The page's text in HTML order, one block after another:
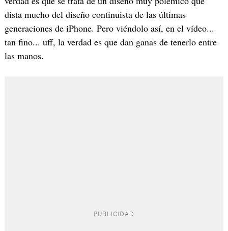
dista mucho del diseño continuista de las últimas
generaciones de iPhone. Pero viéndolo así, en el vídeo...
tan fino... uff, la verdad es que dan ganas de tenerlo entre
las manos.